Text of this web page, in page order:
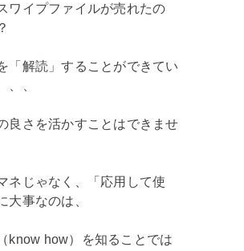
ワイプファイルが売れたの
「解読」することができてい
、、
良さを活かすことはできませ
ネじゃなく、「応用して使
大事なのは、
know how）を知ることでは